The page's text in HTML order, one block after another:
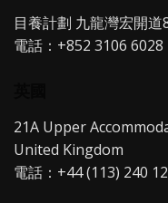
目養計劃 九龍灣宏開
電話：+852 3106 6028
21A Upper
United Kingdom
電話：+44 (113) 240